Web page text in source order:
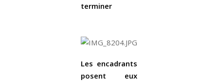
terminer
Les encadrants
posent eux